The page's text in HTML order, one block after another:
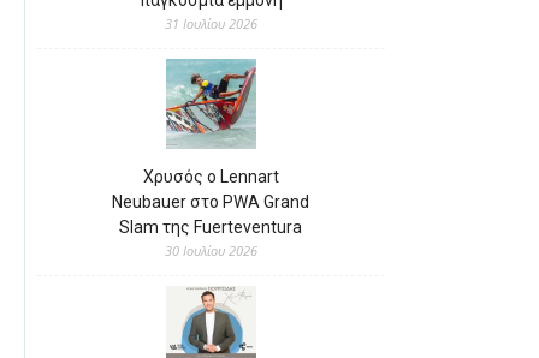
31 Ιουλίου 2026
Χρυσός ο Lennart
Neubauer στο PWA Grand
Slam της Fuerteventura
30 Ιουλίου 2026